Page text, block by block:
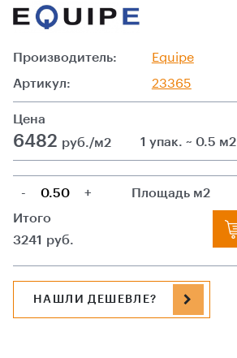
Производитель:
Equipe
Артикул:
23365
Цена
6482 руб./м2 1 упак. ~ 0.5 м2
- +
Площадь м2
Итого
3241
руб.
НАШЛИ ДЕШЕВЛЕ?